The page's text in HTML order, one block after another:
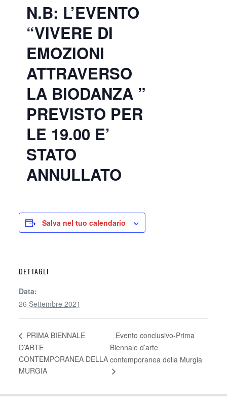
N.B: L’EVENTO
“VIVERE DI
EMOZIONI
ATTRAVERSO
LA BIODANZA ”
PREVISTO PER
LE 19.00 E’
STATO
ANNULLATO
Salva nel tuo calendario
DETTAGLI
Data:
26 Settembre 2021
PRIMA BIENNALE
D’ARTE
CONTEMPORANEA DELLA
MURGIA
Evento conclusivo-Prima
Biennale d’arte
contemporanea della Murgia